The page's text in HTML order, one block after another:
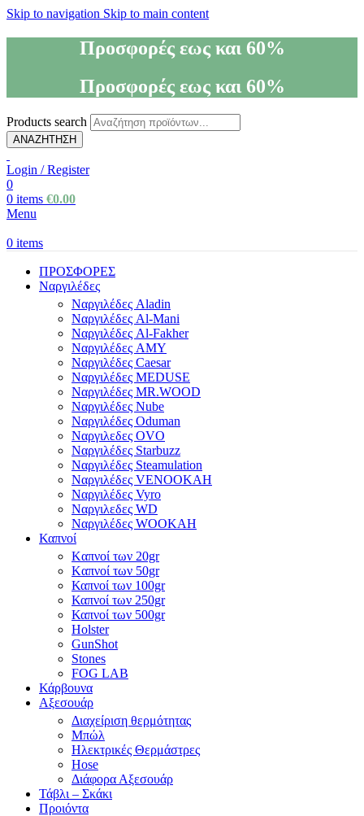
Skip to navigation Skip to main content
Προσφορές εως και 60%
Προσφορές εως και 60%
Products search
ΑΝΑΖΗΤΗΣΗ
Login / Register
0
0 items €0.00
Menu
0 items
ΠΡΟΣΦΟΡΕΣ
Ναργιλέδες
Ναργιλέδες Aladin
Ναργιλέδες Al-Mani
Ναργιλέδες Al-Fakher
Ναργιλέδες AΜΥ
Ναργιλέδες Caesar
Ναργιλέδες MEDUSE
Ναργιλέδες MR.WOOD
Ναργιλέδες Nube
Ναργιλέδες Oduman
Ναργιλεδες OVO
Ναργιλέδες Starbuzz
Ναργιλέδες Steamulation
Ναργιλέδες VENOOKAH
Ναργιλέδες Vyro
Ναργιλεδες WD
Ναργιλέδες WOOKAH
Καπνοί
Kαπνοί των 20gr
Kαπνοί των 50gr
Καπνοί των 100gr
Καπνοί των 250gr
Καπνοί των 500gr
Holster
GunShot
Stones
FOG LAB
Κάρβουνα
Αξεσουάρ
Διαχείριση θερμότητας
Μπώλ
Ηλεκτρικές Θερμάστρες
Hose
Διάφορα Αξεσουάρ
Τάβλι – Σκάκι
Προιόντα